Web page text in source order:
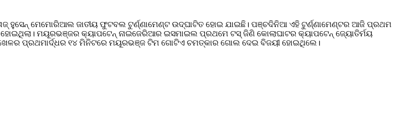
ମେମୋରିଆଲ ଜାତୀୟ ଫୁଟବଲ ଟୁର୍ଣ୍ଣାମେଣ୍ଟ ଉଦ୍‌ଘାଟିତ ହୋଇ ଯାଇଛି। ପଞ୍ଚଦିନିଆ ଏହି ଟୁର୍ଣ୍ଣାମେଣ୍ଟର ଆଜି ପ୍ରଥମ
ମୟୂରଭଞ୍ଜର କ୍ୟାପଟେନ୍ ନାଇଜେରିଆର ଇସମାଇଲ ପ୍ରଥମେ ଟସ୍ ଜିଣି କୋଲାଘାଟର କ୍ୟାପଟେନ୍ ଜ୍ୟୋତିର୍ମୟ
ପ୍ରଥମାର୍ଦ୍ଧର ୧୪ ମିନିଟରେ ମୟୂରଭଞ୍ଜ ଟିମ ଗୋଟିଏ ଚମତ୍କାର ଗୋଲ ଦେଇ ବିଜୟୀ ହୋଇଥିଲେ।